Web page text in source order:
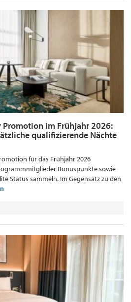
im Frühjahr 2026:
qualifizierende Nächte
für das Frühjahr 2026
Bonuspunkte sowie
Status sammeln. Im Gegensatz zu den